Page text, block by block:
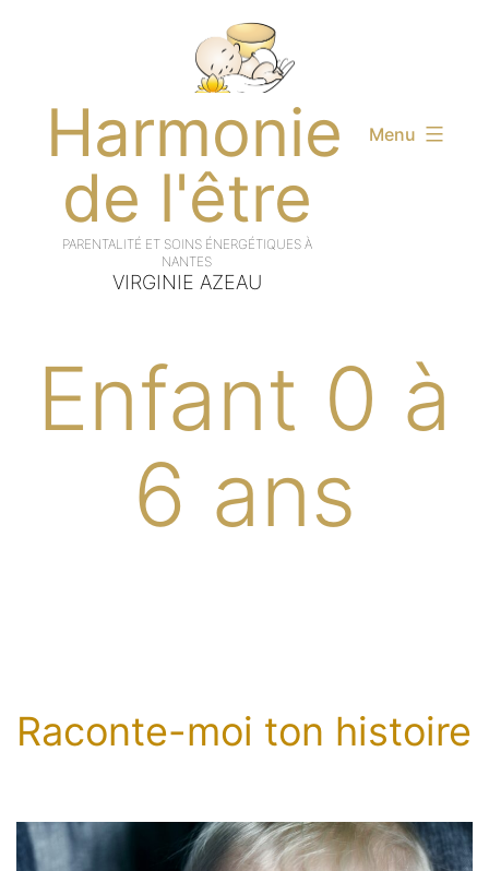
Harmonie
de l'être
VIRGINIE AZEAU
Menu
Enfant 0 à
6 ans
Raconte-moi ton histoire